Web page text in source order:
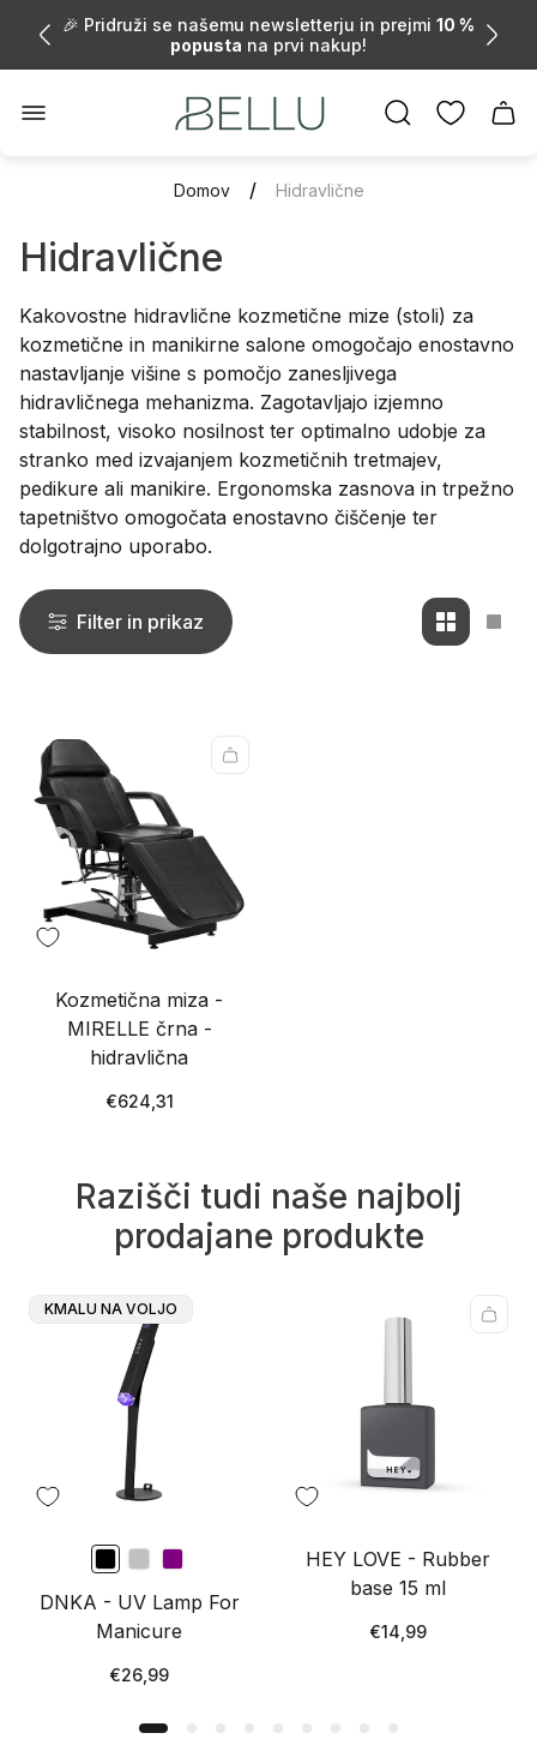
🎉 Pridruži se našemu newsletterju in prejmi 10 %
popusta na prvi nakup!
🛍️ Nakupuj pametno – registriraj se in izkoristi
Logotip
trgovine"
Domov / Hidravlične
Hidravlične
Kakovostne hidravlične kozmetične mize (stoli) za
kozmetične in manikirne salone omogočajo enostavno
nastavljanje višine s pomočjo zanesljivega
hidravličnega mehanizma. Zagotavljajo izjemno
stabilnost, visoko nosilnost ter optimalno udobje za
stranko med izvajanjem kozmetičnih tretmajev,
pedikure ali manikire. Ergonomska zasnova in trpežno
tapetništvo omogočata enostavno čiščenje ter
dolgotrajno uporabo.
Filter in prikaz
Spremeni
mrežni
Kozmetična miza -
MIRELLE črna -
hidravlična
Redna
€624,31
Razišči tudi naše najbolj
prodajane produkte
Oznaka
KMALU NA VOLJO
DNKA - UV Lamp For
Manicure
Redna
€26,99
HEY LOVE - Rubber
base 15 ml
Redna
€14,99